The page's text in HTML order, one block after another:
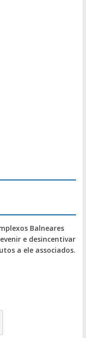
Balneares
e desincentivar
a ele associados.